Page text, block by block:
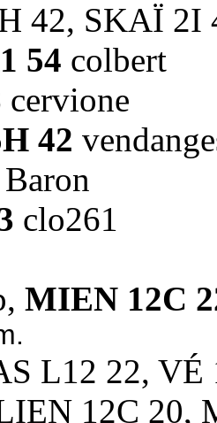
42, SKAÏ 2I
54 colbert
cervione
42
Baron
clo261
MIEN 12C
L12 22,
12C 20,